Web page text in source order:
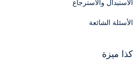
الاستبدال والاسترجاع
الأسئلة الشائعة
كذا ميزة